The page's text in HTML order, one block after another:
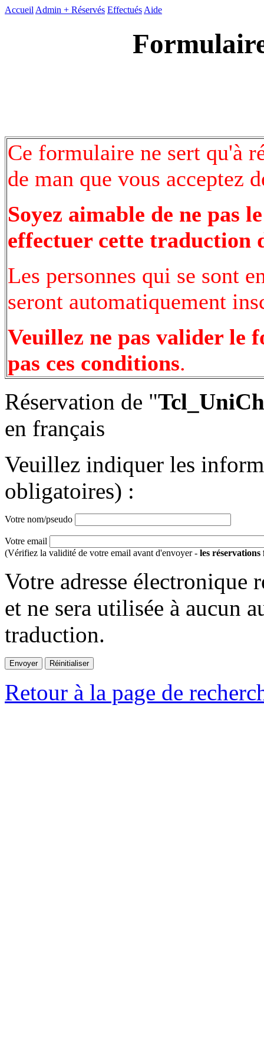
Accueil Admin + Réservés Effectués Aide
Ce formulaire ne sert qu'à
de man que vous acceptez
Soyez aimable de ne pas
effectuer cette traduction
Les personnes qui se sont
seront automatiquement
Veuillez ne pas valider le
pas ces conditions.
Réservation de "
en français
Veuillez indiquer les
obligatoires) :
Votre nom/pseudo
Votre email
(Vérifiez la validité de votre email avant d'envoyer - les réservations
Votre adresse électronique
et ne sera utilisée à aucun
traduction.
Retour à la page de